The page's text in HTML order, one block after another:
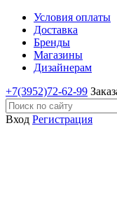
Условия оплаты
Доставка
Бренды
Магазины
Дизайнерам
+7(3952)72-62-99
Вход Регистрация